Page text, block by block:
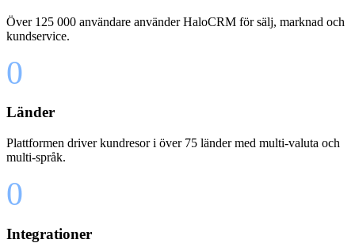
Över 125 000 användare använder HaloCRM för sälj, marknad och
kundservice.
0
Länder
Plattformen driver kundresor i över 75 länder med multi-valuta och
multi-språk.
0
Integrationer